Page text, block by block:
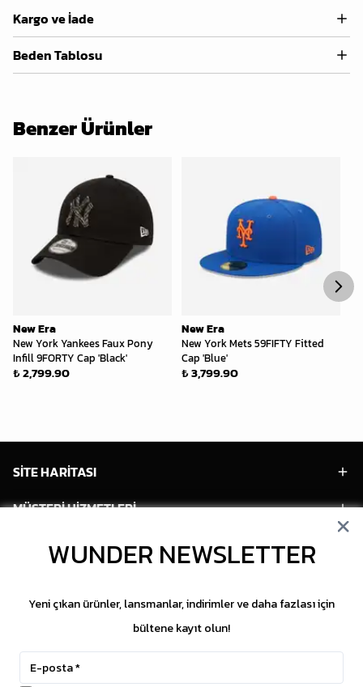
Kargo ve İade
Beden Tablosu
Benzer Ürünler
New Era
New York Yankees Faux Pony
Infill 9FORTY Cap 'Black'
₺ 2,799.90
New Era
New York Mets 59FIFTY Fitted
Cap 'Blue'
₺ 3,799.90
SİTE HARİTASI
MÜŞTERİ HİZMETLERİ
HESABIM
SOSYAL MEDYA
WUNDER NEWSLETTER
Yeni çıkan ürünler, lansmanlar, indirimler ve daha fazlası için
bültene kayıt olun!